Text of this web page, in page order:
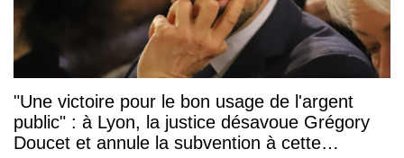
"Une victoire pour le bon usage de l'argent
public" : à Lyon, la justice désavoue Grégory
Doucet et annule la subvention à cette